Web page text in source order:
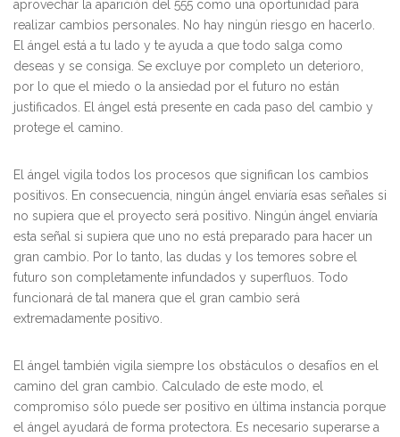
aprovechar la aparición del 555 como una oportunidad para
realizar cambios personales. No hay ningún riesgo en hacerlo.
El ángel está a tu lado y te ayuda a que todo salga como
deseas y se consiga. Se excluye por completo un deterioro,
por lo que el miedo o la ansiedad por el futuro no están
justificados. El ángel está presente en cada paso del cambio y
protege el camino.
El ángel vigila todos los procesos que significan los cambios
positivos. En consecuencia, ningún ángel enviaría esas señales si
no supiera que el proyecto será positivo. Ningún ángel enviaría
esta señal si supiera que uno no está preparado para hacer un
gran cambio. Por lo tanto, las dudas y los temores sobre el
futuro son completamente infundados y superfluos. Todo
funcionará de tal manera que el gran cambio será
extremadamente positivo.
El ángel también vigila siempre los obstáculos o desafíos en el
camino del gran cambio. Calculado de este modo, el
compromiso sólo puede ser positivo en última instancia porque
el ángel ayudará de forma protectora. Es necesario superarse a